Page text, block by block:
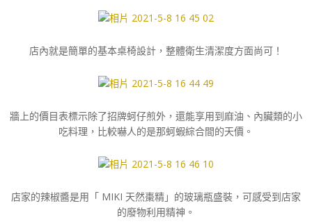
店內就是簡單的基本桌椅設計，整體衛生清潔度方面尚可！
牆上的價目表標示除了招牌蚵仔煎外，還能享用到麻油、內臟類的小
吃料理，比較嚇人的是那蚵蝦綜合間的天價。
店家的辣椒醬是用「 MIKI 天然棗精」的玻璃瓶盛裝，可感受到店家
的廢物利用精神。